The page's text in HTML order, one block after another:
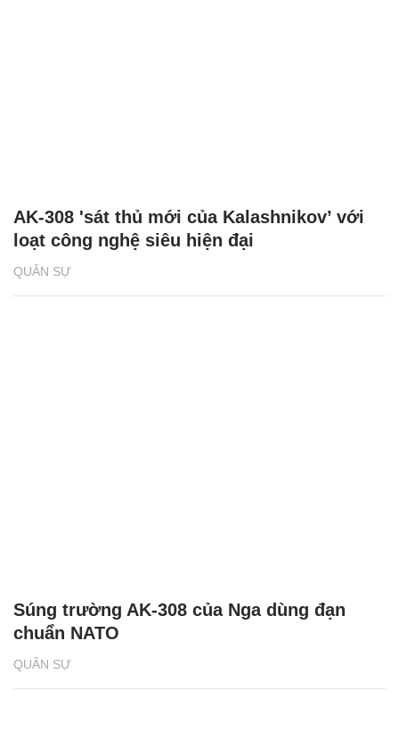
QUÂN SỰ
AK-308 'sát thủ mới của Kalashnikov’ với
loạt công nghệ siêu hiện đại
QUÂN SỰ
Súng trường AK-308 của Nga dùng đạn
chuẩn NATO